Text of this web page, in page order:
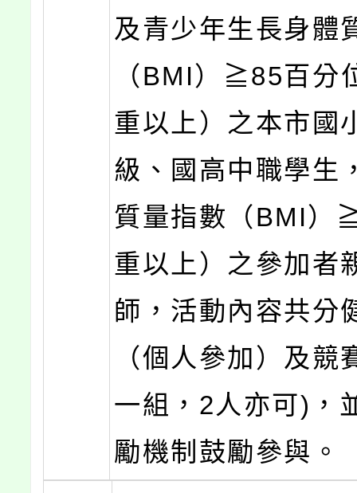
及青少年生長身體
（BMI）≧85百分
重以上）之本市國
級、國高中職學生
質量指數（BMI）
重以上）之參加者
師，活動內容共分
（個人參加）及競
一組，2人亦可)，
勵機制鼓勵參與。